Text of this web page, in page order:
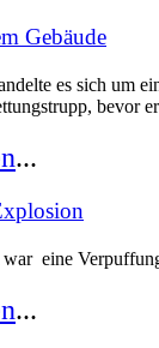
Gebäude
es sich um
bevor
...
war eine
...